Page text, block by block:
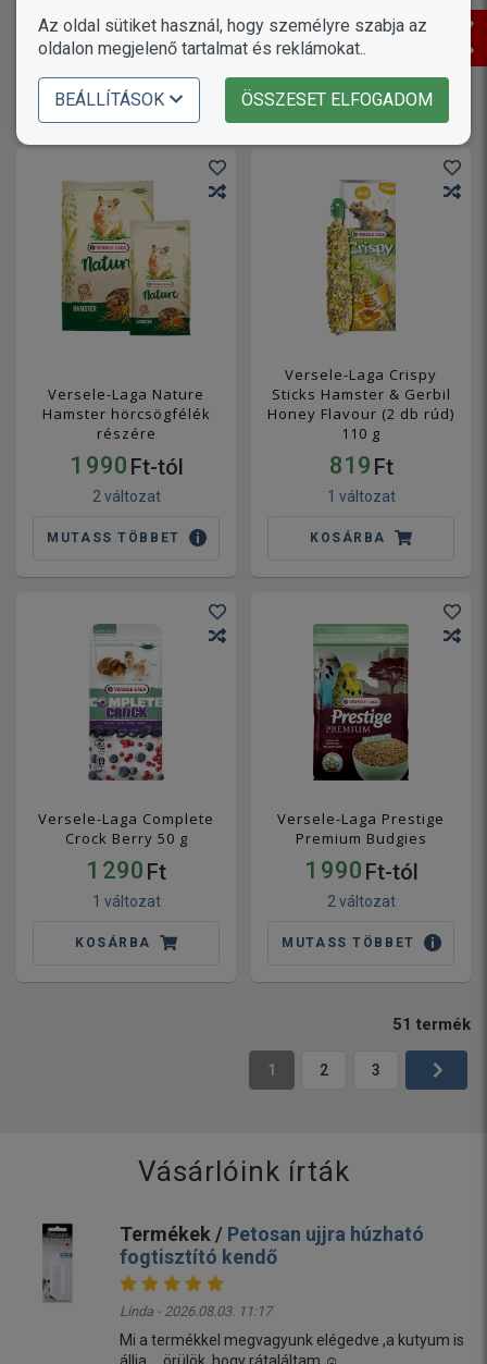
749Ft-tól
3 változat
MUTASS TÖBBET
2 090Ft-tól
2 változat
MUTASS TÖBBET
Versele-Laga Nature
Hamster hörcsögfélék
részére
1 990 Ft-tól
2 változat
MUTASS TÖBBET
Versele-Laga Crispy
Sticks Hamster & Gerbil
Honey Flavour (2 db rúd)
110 g
819 Ft
1 változat
KOSÁRBA
Versele-Laga Complete
Crock Berry 50 g
1 290 Ft
1 változat
KOSÁRBA
Versele-Laga Prestige
Premium Budgies
1 990 Ft-tól
2 változat
MUTASS TÖBBET
51 termék
1 2 3
Vásárlóink írták
Termékek / Petosan ujjra húzható
fogtisztító kendő
Linda - 2026.08.03. 11:17
Mi a termékkel megvagyunk elégedve ,a kutyum is
Az oldal sütiket használ, hogy személyre szabja az
oldalon megjelenő tartalmat és reklámokat..
BEÁLLÍTÁSOK ÖSSZESET ELFOGADOM